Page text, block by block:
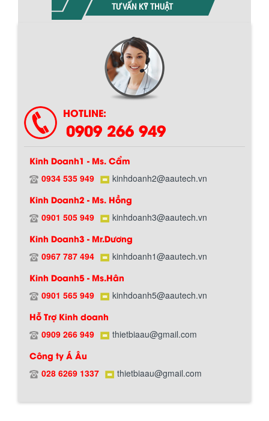
TƯ VẤN KỸ THUẬT
HOTLINE:
0909 266 949
Kinh Doanh1 - Ms. Cẩm
0934 535 949 kinhdoanh2@aautech.vn
Kinh Doanh2 - Ms. Hồng
0901 505 949 kinhdoanh3@aautech.vn
Kinh Doanh3 - Mr.Dương
0967 787 494 kinhdoanh1@aautech.vn
Kinh Doanh5 - Ms.Hân
0901 565 949 kinhdoanh5@aautech.vn
Hỗ Trợ Kinh doanh
0909 266 949 thietbiaau@gmail.com
Công ty Á Âu
028 6269 1337 thietbiaau@gmail.com
Chính sách giao hàng
Hướng dẫn thanh toán mua hàng